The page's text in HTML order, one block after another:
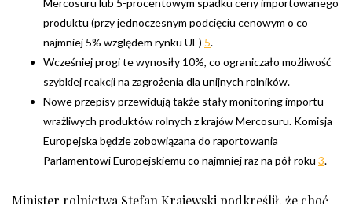
produktu (przy jednoczesnym podcięciu cenowym o co
najmniej 5% względem rynku UE) 5.
Wcześniej progi te wynosiły 10%, co ograniczało możliwość
szybkiej reakcji na zagrożenia dla unijnych rolników.
Nowe przepisy przewidują także stały monitoring importu
wrażliwych produktów rolnych z krajów Mercosuru. Komisja
Europejska będzie zobowiązana do raportowania
Parlamentowi Europejskiemu co najmniej raz na pół roku 3.
Minister rolnictwa Stefan Krajewski podkreślił, że choć